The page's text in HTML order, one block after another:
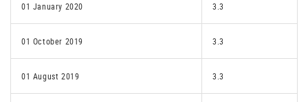
01 January 2020 3.3
01 October 2019 3.3
01 August 2019 3.3